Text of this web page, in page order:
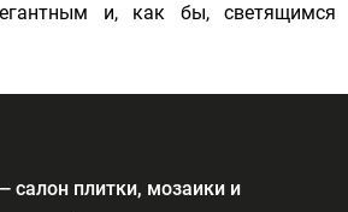
и, как бы, светящимся
cалон плитки, мозаики и